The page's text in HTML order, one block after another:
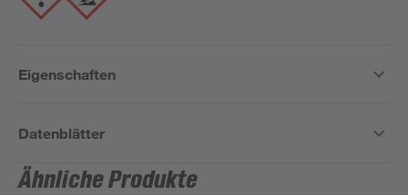
Eigenschaften
Datenblätter
Ähnliche Produkte